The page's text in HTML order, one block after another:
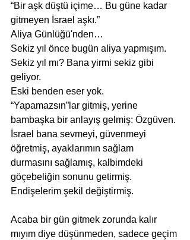
“Bir aşk düştü içime… Bu güne kadar
gitmeyen İsrael aşkı.”
Aliya Günlüğü'nden…
Sekiz yıl önce bugün aliya yapmışım.
Sekiz yıl mı? Bana yirmi sekiz gibi
geliyor.
Eski benden eser yok.
“Yapamazsın”lar gitmiş, yerine
bambaşka bir anlayış gelmiş: Özgüven.
İsrael bana sevmeyi, güvenmeyi
öğretmiş, ayaklarımın sağlam
durmasını sağlamış, kalbimdeki
göçebeliğin sonunu getirmiş.
Endişelerim şekil değiştirmiş.
Acaba bir gün gitmek zorunda kalır
mıyım diye düşünmeden, sadece geçim